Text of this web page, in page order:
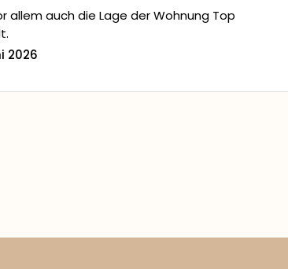
auch die Lage der Wohnung Top
2026